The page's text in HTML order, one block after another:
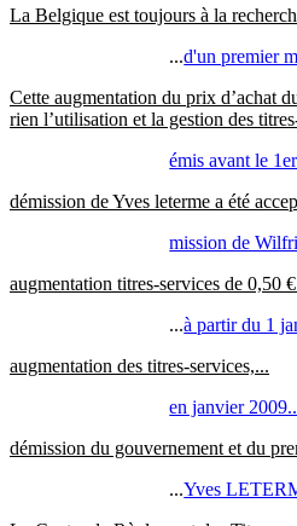
La Belgique est toujours à la
...d'un premier
Cette augmentation du prix d’achat
rien l’utilisation et la gestion des
émis avant le
démission de Yves leterme a été
mission de
augmentation titres-services de 0,50
...à partir du 1
augmentation des titres-services,...
en janvier
démission du gouvernement et du
...Yves